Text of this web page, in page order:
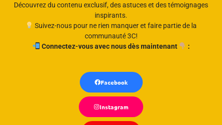
Découvrez du contenu exclusif, des astuces et des témoignages
inspirants.
Suivez-nous pour ne rien manquer et faire partie de la
communauté 3C!
Connectez-vous avec nous dès maintenant
:
Facebook
Instagram